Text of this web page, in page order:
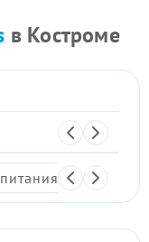
в Костроме